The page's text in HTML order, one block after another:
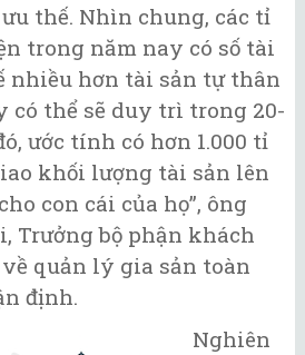
thế. Nhìn chung, các tỉ
trong năm nay có số tài
nhiều hơn tài sản tự thân
có thể sẽ duy trì trong 20-
ước tính có hơn 1.000 tỉ
khối lượng tài sản lên
con cái của họ”, ông
Trưởng bộ phận khách
quản lý gia sản toàn
định.
Nghiên